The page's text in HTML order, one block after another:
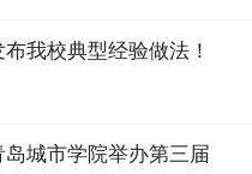
我校典型经验做法！
城市学院举办第三届